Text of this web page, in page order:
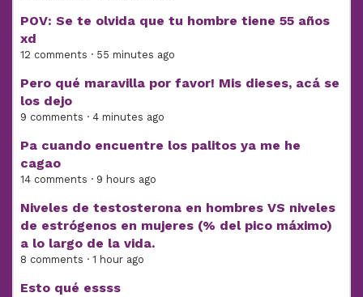
POV: Se te olvida que tu hombre tiene 55 años
xd
12 comments · 55 minutes ago
Pero qué maravilla por favor! Mis dieses, acá se
los dejo
9 comments · 4 minutes ago
Pa cuando encuentre los palitos ya me he
cagao
14 comments · 9 hours ago
Niveles de testosterona en hombres VS niveles
de estrógenos en mujeres (% del pico máximo)
a lo largo de la vida.
8 comments · 1 hour ago
Esto qué essss